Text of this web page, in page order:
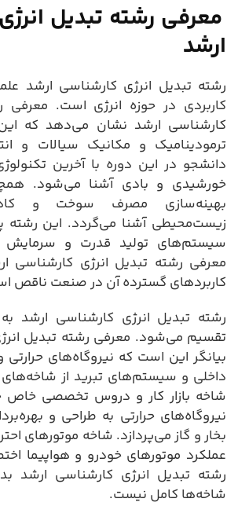
معرفی رشته تبدیل
ارشد
رشته تبدیل انرژی کارشناسی ارشد
کاربردی در حوزه انرژی است. معرفی
کارشناسی ارشد نشان می‌دهد که
ترمودینامیک و مکانیک سیالات و
دانشجو در این دوره با آخرین
خورشیدی و بادی آشنا می‌شود.
بهینه‌سازی مصرف سوخت و
زیست‌محیطی آشنا می‌گردد. این رشته
سیستم‌های تولید قدرت و
معرفی رشته تبدیل انرژی کارشناسی
کاربردهای گسترده آن در صنعت ناقص
رشته تبدیل انرژی کارشناسی ارشد
تقسیم می‌شود. معرفی رشته تبدیل
بیانگر این است که نیروگاه‌های حرارتی
داخلی و سیستم‌های تبرید از
شاخه بازار کار و دروس تخصصی خاص
نیروگاه‌های حرارتی به طراحی و
بخار و گاز می‌پردازد. شاخه موتورهای
عملکرد موتورهای خودرو و هواپیما
رشته تبدیل انرژی کارشناسی ارشد
شاخه‌ها کامل نیست.